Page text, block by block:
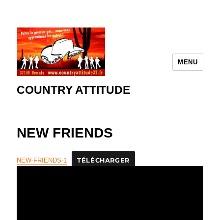
COUNTRY ATTITUDE
MENU
NEW FRIENDS
NEW-FRIENDS-1 TÉLÉCHARGER